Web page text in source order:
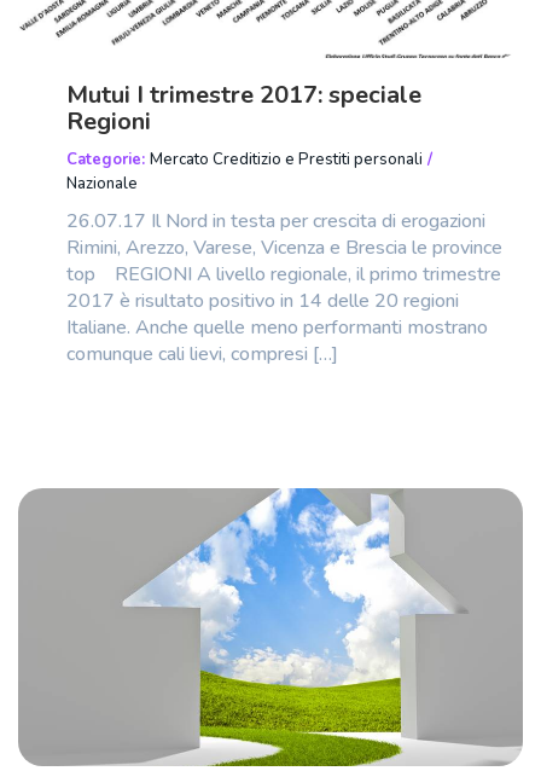
Mutui I trimestre 2017: speciale
Regioni
Categorie: Mercato Creditizio e Prestiti personali /
Nazionale
26.07.17 Il Nord in testa per crescita di erogazioni
Rimini, Arezzo, Varese, Vicenza e Brescia le province
top REGIONI A livello regionale, il primo trimestre
2017 è risultato positivo in 14 delle 20 regioni
Italiane. Anche quelle meno performanti mostrano
comunque cali lievi, compresi […]